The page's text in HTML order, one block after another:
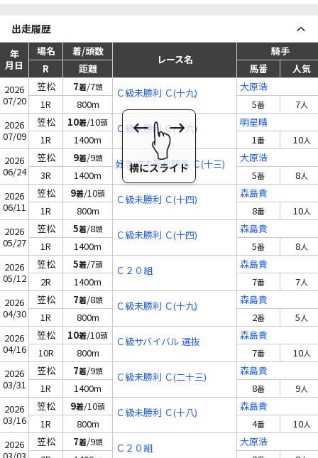
出走履歴
年
月日
場名 着/頭数
レース名
騎手
R
距離 馬番
人気
2026
07/20
笠松 7着/7頭 Ｃ級未勝利 Ｃ(十九)
大原浩
1R
800m 5番 7人
2026
07/09
笠松 10着/10頭 Ｃ級未勝利 Ｃ(十六)
明星晴
1R
1400m 1番 10人
2026
06/24
笠松 9着/9頭 好きです笠松競馬 Ｃ(十三)
大原浩
3R
1400m 5番 8人
2026
06/11
笠松 9着/10頭 Ｃ級未勝利 Ｃ(十四)
森島貴
1R
800m 8番 10人
2026
05/27
笠松 5着/8頭 Ｃ級未勝利 Ｃ(十四)
森島貴
1R
1400m 5番 8人
2026
05/12
笠松 5着/7頭 Ｃ２０組
森島貴
2R
1400m 7番 7人
2026
04/30
笠松 7着/8頭 Ｃ級未勝利 Ｃ(十九)
森島貴
1R
800m 2番 5人
2026
04/16
笠松 10着/10頭 Ｃ級サバイバル 選抜
森島貴
10R
800m 7番 10人
2026
03/31
笠松 7着/9頭 Ｃ級未勝利 Ｃ(二十三)
森島貴
1R
1400m 8番 9人
2026
03/16
笠松 9着/10頭 Ｃ級未勝利 Ｃ(十八)
森島貴
1R
800m 4番 10人
2026
笠松 7着/9頭 Ｃ２０組
大原浩